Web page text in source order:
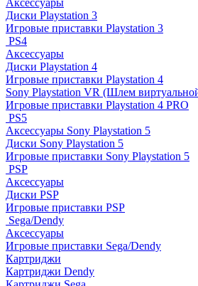
Аксессуары
Диски Playstation 3
Игровые приставки Playstation 3
PS4
Аксессуары
Диски Playstation 4
Игровые приставки Playstation 4
Sony Playstation VR (Шлем
Игровые приставки Playstation 4 PRO
PS5
Аксессуары Sony Playstation 5
Диски Sony Playstation 5
Игровые приставки Sony Playstation 5
PSP
Аксессуары
Диски PSP
Игровые приставки PSP
Sega/Dendy
Аксессуары
Игровые приставки Sega/Dendy
Картриджи
Картриджи Dendy